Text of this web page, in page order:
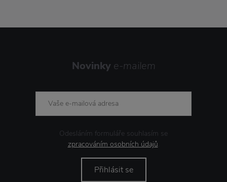
Novinky e-mailem
Odesláním formuláře souhlasím se
zpracováním osobních údajů.
Přihlásit se